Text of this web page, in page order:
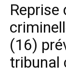
Reprise
(16)
tribunal